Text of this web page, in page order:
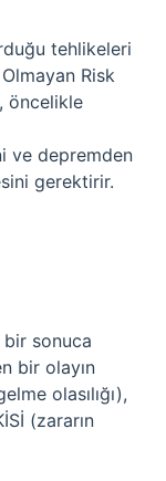
tehlikeleri
Risk
öncelikle
ve depremden
gerektirir.
bir sonuca
bir olayın
olasılığı),
(zararın